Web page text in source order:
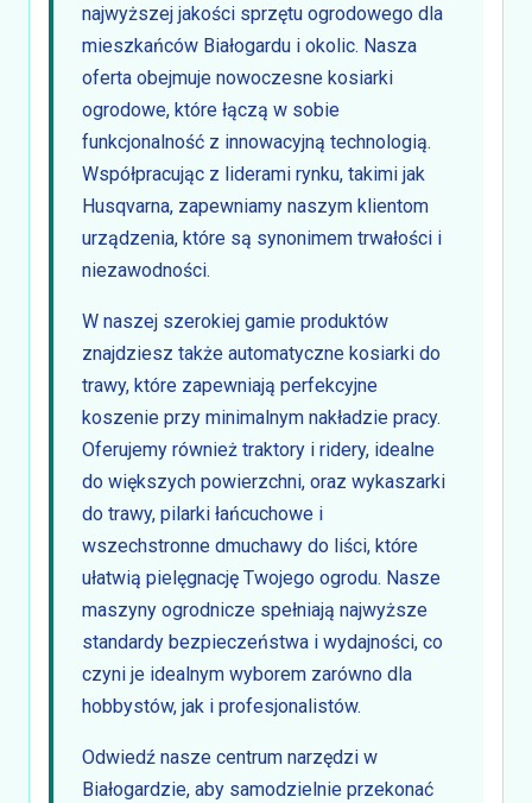
najwyższej jakości sprzętu ogrodowego dla
mieszkańców Białogardu i okolic. Nasza
oferta obejmuje nowoczesne kosiarki
ogrodowe, które łączą w sobie
funkcjonalność z innowacyjną technologią.
Współpracując z liderami rynku, takimi jak
Husqvarna, zapewniamy naszym klientom
urządzenia, które są synonimem trwałości i
niezawodności.
W naszej szerokiej gamie produktów
znajdziesz także automatyczne kosiarki do
trawy, które zapewniają perfekcyjne
koszenie przy minimalnym nakładzie pracy.
Oferujemy również traktory i ridery, idealne
do większych powierzchni, oraz wykaszarki
do trawy, pilarki łańcuchowe i
wszechstronne dmuchawy do liści, które
ułatwią pielęgnację Twojego ogrodu. Nasze
maszyny ogrodnicze spełniają najwyższe
standardy bezpieczeństwa i wydajności, co
czyni je idealnym wyborem zarówno dla
hobbystów, jak i profesjonalistów.
Odwiedź nasze centrum narzędzi w
Białogardzie, aby samodzielnie przekonać